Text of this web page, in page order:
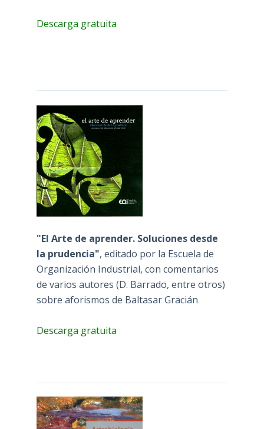
Descarga gratuita
"El Arte de aprender. Soluciones desde
la prudencia", editado por la Escuela de
Organización Industrial, con comentarios
de varios autores (D. Barrado, entre otros)
sobre aforismos de Baltasar Gracián
Descarga gratuita